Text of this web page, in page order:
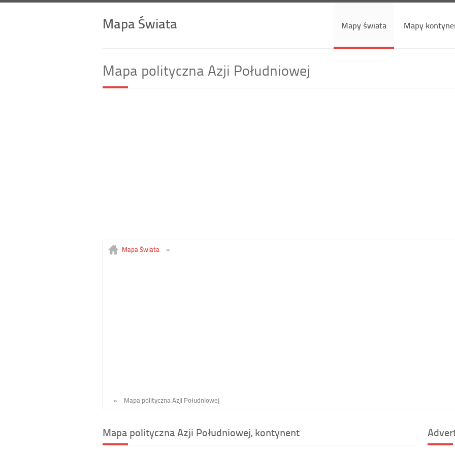
Mapa Świata Mapy świata Mapy
Mapa polityczna Azji Południowej
Mapa Świata »
» Mapa polityczna Azji Południowej
Mapa polityczna Azji Południowej, kontynent